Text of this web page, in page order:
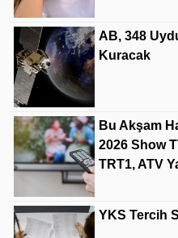
AB, 348
Kuracak
Bu Akşam
2026 Show
TRT1, ATV
YKS Tercih